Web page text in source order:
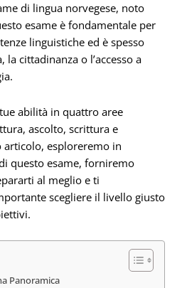
di lingua norvegese, noto
esame è fondamentale per
linguistiche ed è spesso
cittadinanza o l’accesso a
abilità in quattro aree
ascolto, scrittura e
articolo, esploreremo in
questo esame, forniremo
al meglio e ti
scegliere il livello giusto
Panoramica